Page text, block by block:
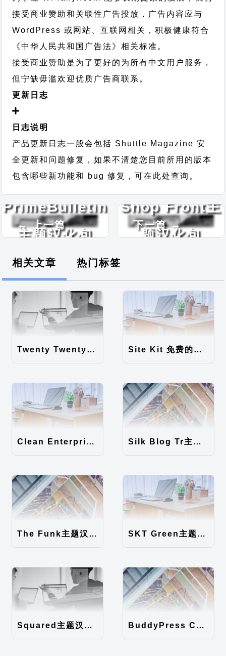
接受商业赞助和关联性广告投放，广告内容应与
WordPress 或网站、互联网相关，积极健康符合
《中华人民共和国广告法》相关标准。
接受商业赞助是为了更好的为所有中文用户服务，
但宁缺毋滥欢迎优质广告商联系。
更新日志
日志说明
产品更新日志一般会包括 Shuttle Magazine 安
全更新和问题修复，如果不清楚您目前所用的版本
包含哪些新功能和 bug 修复，可在此处查询。
← 上一篇
PrimeBulletin
主题汉化包
下一篇 →
Shop Front主
题汉化包
相关文章 热门标签
Twenty Twenty-Five 免费的WordPress内容主题 Site Kit 免费的WordPress数据统计插件
Clean Enterprise主题汉化包 Silk Blog Tr主题汉化包
The Funk主题汉化包 SKT Green主题汉化包
Squared主题汉化包 BuddyPress Colours主题汉化包